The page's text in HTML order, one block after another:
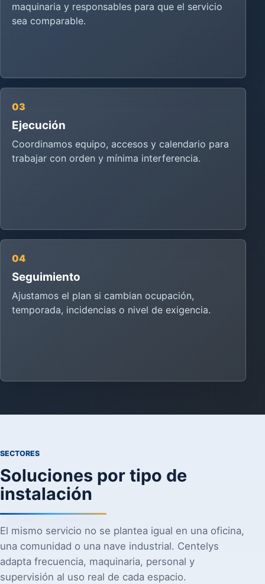
maquinaria y responsables para que el servicio
sea comparable.
03
Ejecución
Coordinamos equipo, accesos y calendario para
trabajar con orden y mínima interferencia.
04
Seguimiento
Ajustamos el plan si cambian ocupación,
temporada, incidencias o nivel de exigencia.
SECTORES
Soluciones por tipo de
instalación
El mismo servicio no se plantea igual en una oficina,
una comunidad o una nave industrial. Centelys
adapta frecuencia, maquinaria, personal y
supervisión al uso real de cada espacio.